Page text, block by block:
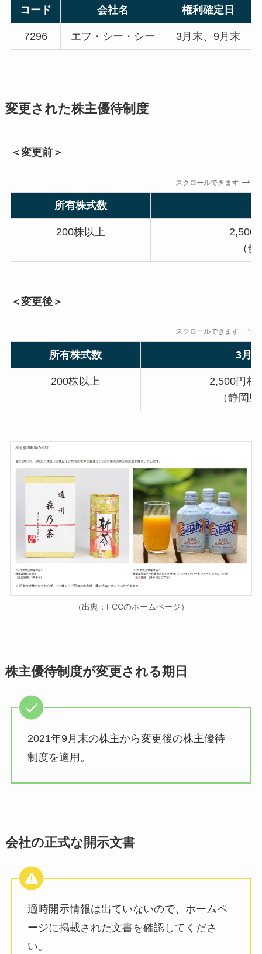
コード 会社名 権利確定日
7296 エフ・シー・シー 3月末、9月末
変更された株主優待制度
＜変更前＞
スクロールできます
所有株式数
200株以上
2,500
（
＜変更後＞
スクロールできます
所有株式数 3月
200株以上
2,500円相
（静岡
（出典：FCCのホームページ）
株主優待制度が変更される期日
2021年9月末の株主から変更後の株主優待
制度を適用。
会社の正式な開示文書
適時開示情報は出ていないので、ホームペ
ージに掲載された文書を確認してくださ
い。